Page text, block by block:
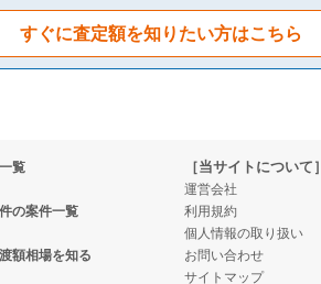
すぐに査定額を知りたい方はこちら
覧
の案件一覧
額相場を知る
［当サイトについて］
運営会社
利用規約
個人情報の取り扱い
お問い合わせ
サイトマップ